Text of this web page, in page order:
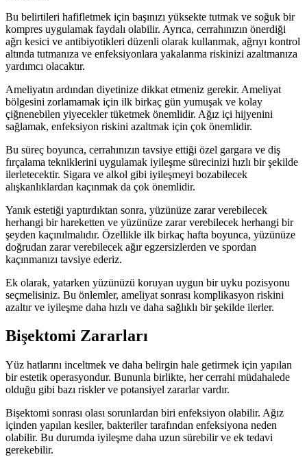
Bu belirtileri hafifletmek için başınızı yüksekte tutmak ve soğuk bir
kompres uygulamak faydalı olabilir. Ayrıca, cerrahınızın önerdiği
ağrı kesici ve antibiyotikleri düzenli olarak kullanmak, ağrıyı kontrol
altında tutmanıza ve enfeksiyonlara yakalanma riskinizi azaltmanıza
yardımcı olacaktır.
Ameliyatın ardından diyetinize dikkat etmeniz gerekir. Ameliyat
bölgesini zorlamamak için ilk birkaç gün yumuşak ve kolay
çiğnenebilen yiyecekler tüketmek önemlidir. Ağız içi hijyenini
sağlamak, enfeksiyon riskini azaltmak için çok önemlidir.
Bu süreç boyunca, cerrahınızın tavsiye ettiği özel gargara ve diş
fırçalama tekniklerini uygulamak iyileşme sürecinizi hızlı bir şekilde
ilerletecektir. Sigara ve alkol gibi iyileşmeyi bozabilecek
alışkanlıklardan kaçınmak da çok önemlidir.
Yanık estetiği yaptırdıktan sonra, yüzünüze zarar verebilecek
herhangi bir hareketten ve yüzünüze zarar verebilecek herhangi bir
şeyden kaçınılmalıdır. Özellikle ilk birkaç hafta boyunca, yüzünüze
doğrudan zarar verebilecek ağır egzersizlerden ve spordan
kaçınmanızı tavsiye ederiz.
Ek olarak, yatarken yüzünüzü koruyan uygun bir uyku pozisyonu
seçmelisiniz. Bu önlemler, ameliyat sonrası komplikasyon riskini
azaltır ve iyileşme daha hızlı ve daha sağlıklı bir şekilde ilerler.
Bişektomi Zararları
Yüz hatlarını inceltmek ve daha belirgin hale getirmek için yapılan
bir estetik operasyondur. Bununla birlikte, her cerrahi müdahalede
olduğu gibi bazı riskler ve potansiyel zararlar vardır.
Bişektomi sonrası olası sorunlardan biri enfeksiyon olabilir. Ağız
içinden yapılan kesiler, bakteriler tarafından enfeksiyona neden
olabilir. Bu durumda iyileşme daha uzun sürebilir ve ek tedavi
gerekebilir.